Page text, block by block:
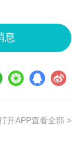
要明白为什
理解审计程
答题技巧。
自学效率低、
息
开APP查看全部 >